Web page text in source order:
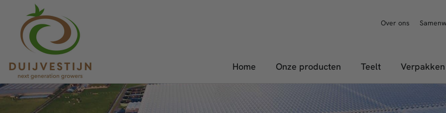
Over ons
Home Onze producten Teelt Verpakken